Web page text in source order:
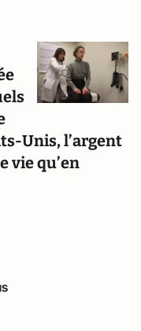
Unis, l’argent
vie qu’en